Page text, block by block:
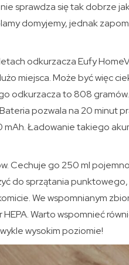
sprawdza się tak dobrze
domyjemy, jednak
odkurzacza Eufy
miejsca. Może być więc
odkurzacza to 808
pozwala na 20 minut
mAh. Ładowanie takiego
Cechuje go 250 ml
do sprzątania punktowego,
We wspomnianym
Warto wspomnieć
wysokim poziomie!